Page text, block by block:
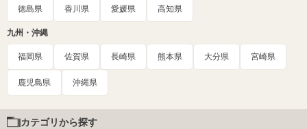
徳島県 香川県 愛媛県 高知県
九州・沖縄
福岡県 佐賀県 長崎県 熊本県 大分県 宮崎県
鹿児島県 沖縄県
カテゴリから探す